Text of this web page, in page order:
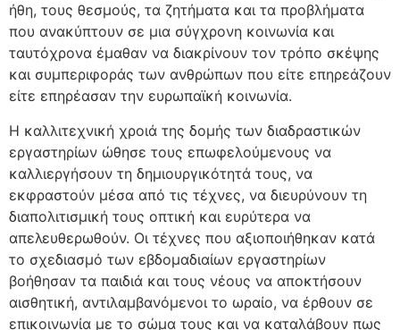
ήθη, τους θεσμούς, τα ζητήματα και τα προβλήματα
που ανακύπτουν σε μια σύγχρονη κοινωνία και
ταυτόχρονα έμαθαν να διακρίνουν τον τρόπο σκέψης
και συμπεριφοράς των ανθρώπων που είτε επηρεάζουν
είτε επηρέασαν την ευρωπαϊκή κοινωνία.
Η καλλιτεχνική χροιά της δομής των διαδραστικών
εργαστηρίων ώθησε τους επωφελούμενους να
καλλιεργήσουν τη δημιουργικότητά τους, να
εκφραστούν μέσα από τις τέχνες, να διευρύνουν τη
διαπολιτισμική τους οπτική και ευρύτερα να
απελευθερωθούν. Οι τέχνες που αξιοποιήθηκαν κατά
το σχεδιασμό των εβδομαδιαίων εργαστηρίων
βοήθησαν τα παιδιά και τους νέους να αποκτήσουν
αισθητική, αντιλαμβανόμενοι το ωραίο, να έρθουν σε
επικοινωνία με το σώμα τους και να καταλάβουν πως